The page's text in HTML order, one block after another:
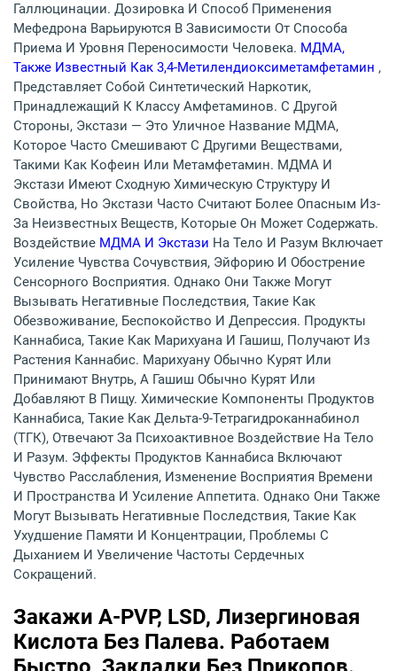
Галлюцинации. Дозировка И Способ Применения
Мефедрона Варьируются В Зависимости От Способа
Приема И Уровня Переносимости Человека. МДМА,
Также Известный Как 3,4-Метилендиоксиметамфетамин ,
Представляет Собой Синтетический Наркотик,
Принадлежащий К Классу Амфетаминов. С Другой
Стороны, Экстази — Это Уличное Название МДМА,
Которое Часто Смешивают С Другими Веществами,
Такими Как Кофеин Или Метамфетамин. МДМА И
Экстази Имеют Сходную Химическую Структуру И
Свойства, Но Экстази Часто Считают Более Опасным Из-
За Неизвестных Веществ, Которые Он Может Содержать.
Воздействие МДМА И Экстази На Тело И Разум Включает
Усиление Чувства Сочувствия, Эйфорию И Обострение
Сенсорного Восприятия. Однако Они Также Могут
Вызывать Негативные Последствия, Такие Как
Обезвоживание, Беспокойство И Депрессия. Продукты
Каннабиса, Такие Как Марихуана И Гашиш, Получают Из
Растения Каннабис. Марихуану Обычно Курят Или
Принимают Внутрь, А Гашиш Обычно Курят Или
Добавляют В Пищу. Химические Компоненты Продуктов
Каннабиса, Такие Как Дельта-9-Тетрагидроканнабинол
(ТГК), Отвечают За Психоактивное Воздействие На Тело
И Разум. Эффекты Продуктов Каннабиса Включают
Чувство Расслабления, Изменение Восприятия Времени
И Пространства И Усиление Аппетита. Однако Они Также
Могут Вызывать Негативные Последствия, Такие Как
Ухудшение Памяти И Концентрации, Проблемы С
Дыханием И Увеличение Частоты Сердечных
Сокращений.
Закажи A-PVP, LSD, Лизергиновая
Кислота Без Палева. Работаем